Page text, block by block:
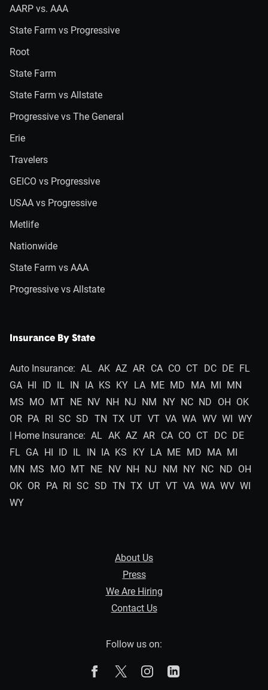
AARP vs. AAA
State Farm vs Progressive
Root
State Farm
State Farm vs Allstate
Progressive vs The General
Erie
Travelers
GEICO vs Progressive
USAA vs Progressive
Metlife
Nationwide
State Farm vs AAA
Progressive vs Allstate
Insurance By State
Auto Insurance: AL AK AZ AR CA CO CT DC DE FL
GA HI ID IL IN IA KS KY LA ME MD MA MI MN
MS MO MT NE NV NH NJ NM NY NC ND OH OK
OR PA RI SC SD TN TX UT VT VA WA WV WI WY
| Home Insurance: AL AK AZ AR CA CO CT DC DE
FL GA HI ID IL IN IA KS KY LA ME MD MA MI
MN MS MO MT NE NV NH NJ NM NY NC ND OH
OK OR PA RI SC SD TN TX UT VT VA WA WV WI
WY
About Us
Press
We Are Hiring
Contact Us
Follow us on:
The Zebra on Facebook
The Zebra on XThe Zebra on Instagram